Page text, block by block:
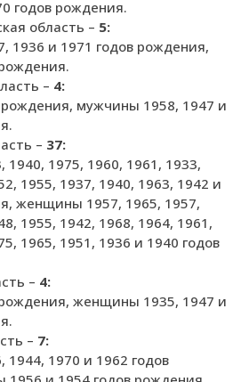
годов рождения.
область – 5:
1936 и 1971 годов рождения,
– 4:
мужчины 1958, 1947 и
– 37:
1975, 1960, 1961, 1933,
1955, 1937, 1940, 1963, 1942 и
женщины 1957, 1965, 1957,
1955, 1942, 1968, 1964, 1961,
1965, 1951, 1936 и 1940 годов
– 4:
женщины 1935, 1947 и
– 7:
1970 и 1962 годов